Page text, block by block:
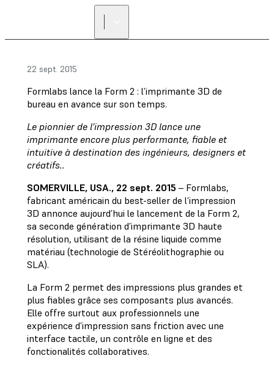
22 sept. 2015
Formlabs lance la Form 2 : l’imprimante 3D de
bureau en avance sur son temps.
Le pionnier de l’impression 3D lance une
imprimante encore plus performante, fiable et
intuitive à destination des ingénieurs, designers et
créatifs..
SOMERVILLE, USA., 22 sept. 2015 – Formlabs,
fabricant américain du best-seller de l’impression
3D annonce aujourd’hui le lancement de la Form 2,
sa seconde génération d’imprimante 3D haute
résolution, utilisant de la résine liquide comme
matériau (technologie de Stéréolithographie ou
SLA).
La Form 2 permet des impressions plus grandes et
plus fiables grâce ses composants plus avancés.
Elle offre surtout aux professionnels une
expérience d’impression sans friction avec une
interface tactile, un contrôle en ligne et des
fonctionalités collaboratives.